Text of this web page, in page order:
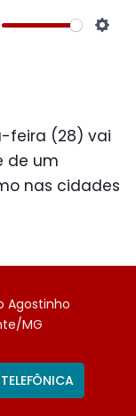
feira (28) vai
de um
nas cidades
Agostinho
MG